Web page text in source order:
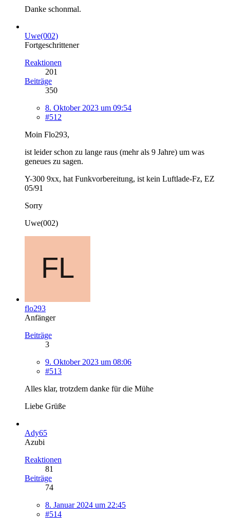
Danke schonmal.
Uwe(002)
Fortgeschrittener
Reaktionen
201
Beiträge
350
8. Oktober 2023 um 09:54
#512
Moin Flo293,
ist leider schon zu lange raus (mehr als 9 Jahre) um was
geneues zu sagen.
Y-300 9xx, hat Funkvorbereitung, ist kein Luftlade-Fz, EZ
05/91
Sorry
Uwe(002)
flo293
Anfänger
Beiträge
3
9. Oktober 2023 um 08:06
#513
Alles klar, trotzdem danke für die Mühe
Liebe Grüße
Ady65
Azubi
Reaktionen
81
Beiträge
74
8. Januar 2024 um 22:45
#514